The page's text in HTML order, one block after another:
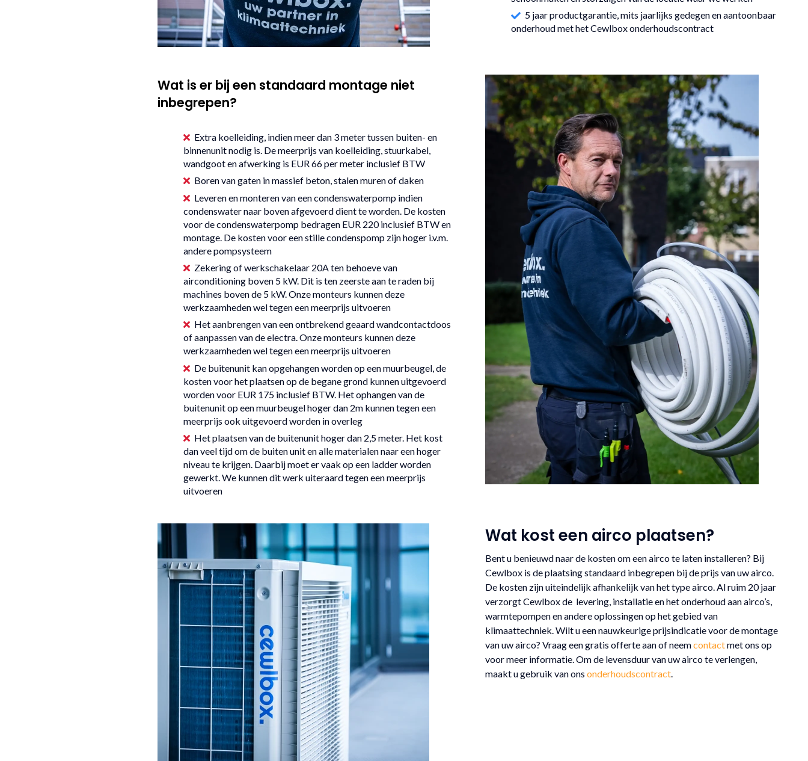
5 jaar productgarantie, mits jaarlijks gedegen en aantoonbaar
onderhoud met het Cewlbox onderhoudscontract
Wat is er bij een standaard montage niet
inbegrepen?
Extra koelleiding, indien meer dan 3 meter tussen buiten- en
binnenunit nodig is. De meerprijs van koelleiding, stuurkabel,
wandgoot en afwerking is EUR 66 per meter inclusief BTW
Boren van gaten in massief beton, stalen muren of daken
Leveren en monteren van een condenswaterpomp indien
condenswater naar boven afgevoerd dient te worden. De kosten
voor de condenswaterpomp bedragen EUR 220 inclusief BTW en
montage. De kosten voor een stille condenspomp zijn hoger i.v.m.
andere pompsysteem
Zekering of werkschakelaar 20A ten behoeve van
airconditioning boven 5 kW. Dit is ten zeerste aan te raden bij
machines boven de 5 kW. Onze monteurs kunnen deze
werkzaamheden wel tegen een meerprijs uitvoeren
Het aanbrengen van een ontbrekend geaard wandcontactdoos
of aanpassen van de electra. Onze monteurs kunnen deze
werkzaamheden wel tegen een meerprijs uitvoeren
De buitenunit kan opgehangen worden op een muurbeugel, de
kosten voor het plaatsen op de begane grond kunnen uitgevoerd
worden voor EUR 175 inclusief BTW. Het ophangen van de
buitenunit op een muurbeugel hoger dan 2m kunnen tegen een
meerprijs ook uitgevoerd worden in overleg
Het plaatsen van de buitenunit hoger dan 2,5 meter. Het kost
dan veel tijd om de buiten unit en alle materialen naar een hoger
niveau te krijgen. Daarbij moet er vaak op een ladder worden
gewerkt. We kunnen dit werk uiteraard tegen een meerprijs
uitvoeren
Wat kost een airco plaatsen?
Bent u benieuwd naar de kosten om een airco te laten installeren? Bij
Cewlbox is de plaatsing standaard inbegrepen bij de prijs van uw airco.
De kosten zijn uiteindelijk afhankelijk van het type airco. Al ruim 20 jaar
verzorgt Cewlbox de levering, installatie en het onderhoud aan airco’s,
warmtepompen en andere oplossingen op het gebied van
klimaattechniek. Wilt u een nauwkeurige prijsindicatie voor de montage
van uw airco? Vraag een gratis offerte aan of neemcontactmet ons op
voor meer informatie. Om de levensduur van uw airco te verlengen,
maakt u gebruik van ons onderhoudscontract.